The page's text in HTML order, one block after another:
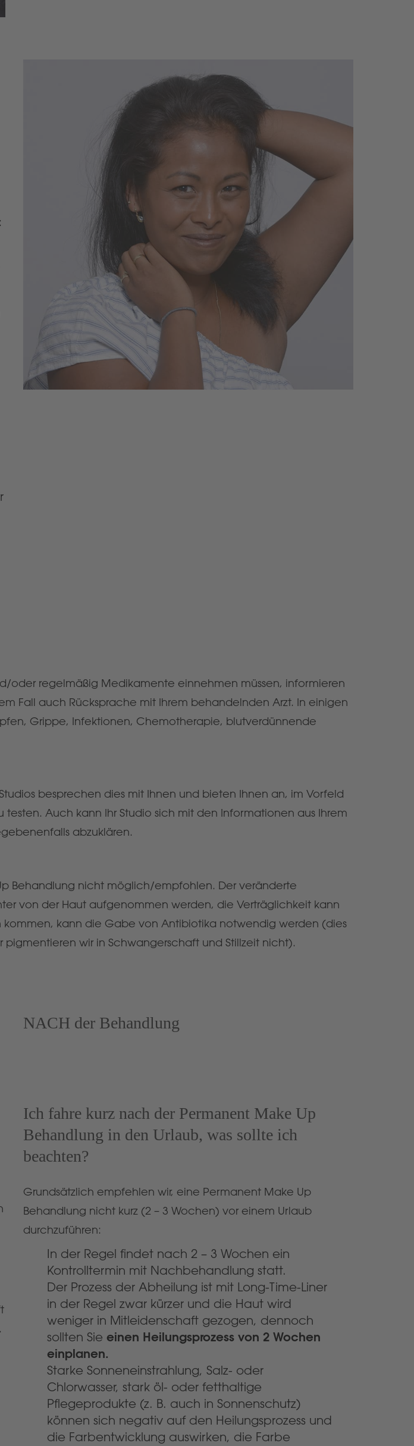
oder regelmäßig Medikamente einnehmen müssen, informieren
Fall auch Rücksprache mit Ihrem behandelnden Arzt. In einigen
Grippe, Infektionen, Chemotherapie, blutverdünnende
besprechen dies mit Ihnen und bieten Ihnen an, im Vorfeld
Auch kann Ihr Studio sich mit den Informationen aus Ihrem
abzuklären.
Behandlung nicht möglich/empfohlen. Der veränderte
von der Haut aufgenommen werden, die Verträglichkeit kann
kommen, kann die Gabe von Antibiotika notwendig werden (dies
wir in Schwangerschaft und Stillzeit nicht).
NACH der Behandlung
Ich fahre kurz nach der Permanent Make Up
Behandlung in den Urlaub, was sollte ich
beachten?
Grundsätzlich empfehlen wir, eine Permanent Make Up
Behandlung nicht kurz (2 – 3 Wochen) vor einem Urlaub
durchzuführen:
In der Regel findet nach 2 – 3 Wochen ein
Kontrolltermin mit Nachbehandlung statt.
Der Prozess der Abheilung ist mit Long-Time-Liner
in der Regel zwar kürzer und die Haut wird
weniger in Mitleidenschaft gezogen, dennoch
sollten Sie einen Heilungsprozess von 2 Wochen
einplanen.
Starke Sonneneinstrahlung, Salz- oder
Chlorwasser, stark öl- oder fetthaltige
Pflegeprodukte (z. B. auch in Sonnenschutz)
können sich negativ auf den Heilungsprozess und
die Farbentwicklung auswirken, die Farbe